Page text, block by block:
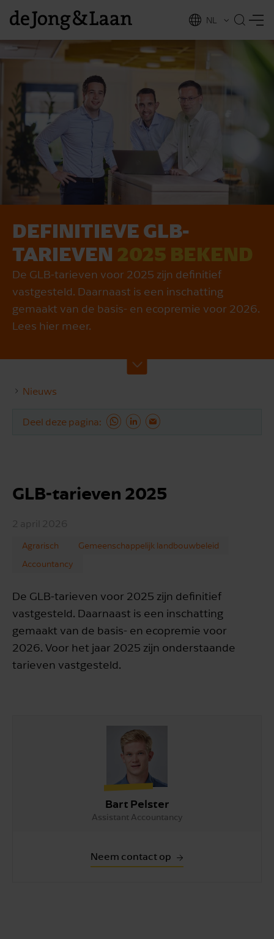
NL
EN
DEFINITIEVE GLB-
TARIEVEN 2025 BEKEND
De GLB‑tarieven voor 2025 zijn definitief
vastgesteld. Daarnaast is een inschatting
gemaakt van de basis- en ecopremie voor 2026.
Lees hier meer.
Nieuws
Deel deze pagina
GLB-tarieven 2025
2 april 2026
Agrarisch
Gemeenschappelijk landbouwbeleid
Accountancy
De GLB‑tarieven voor 2025 zijn definitief
vastgesteld. Daarnaast is een inschatting
gemaakt van de basis- en ecopremie voor
2026. Voor het jaar 2025 zijn onderstaande
tarieven vastgesteld.
Bart Pelster
Assistant Accountancy
Neem contact op